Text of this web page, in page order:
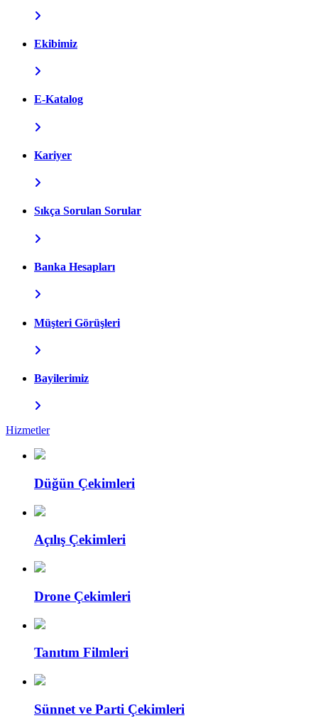
Ekibimiz
E-Katalog
Kariyer
Sıkça Sorulan Sorular
Banka Hesapları
Müşteri Görüşleri
Bayilerimiz
Hizmetler
Düğün Çekimleri
Açılış Çekimleri
Drone Çekimleri
Tanıtım Filmleri
Sünnet ve Parti Çekimleri